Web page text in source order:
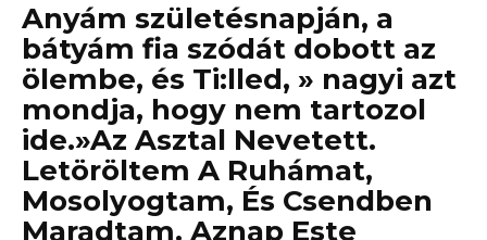
Anyám születésnapján, a
bátyám fia szódát dobott az
ölembe, és Ti:lled, » nagyi azt
mondja, hogy nem tartozol
ide.»Az Asztal Nevetett.
Letöröltem A Ruhámat,
Mosolyogtam, És Csendben
Maradtam. Aznap Este